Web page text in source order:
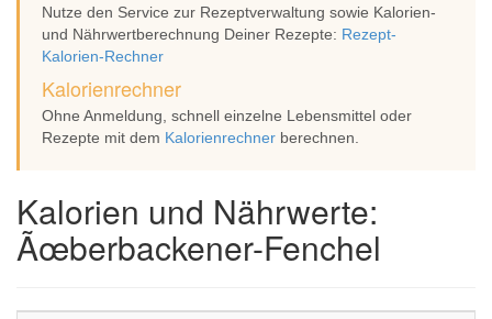
Nutze den Service zur Rezeptverwaltung sowie Kalorien-
und Nährwertberechnung Deiner Rezepte: Rezept-
Kalorien-Rechner
Kalorienrechner
Ohne Anmeldung, schnell einzelne Lebensmittel oder
Rezepte mit dem Kalorienrechner berechnen.
Kalorien und Nährwerte:
Ãœberbackener-Fenchel